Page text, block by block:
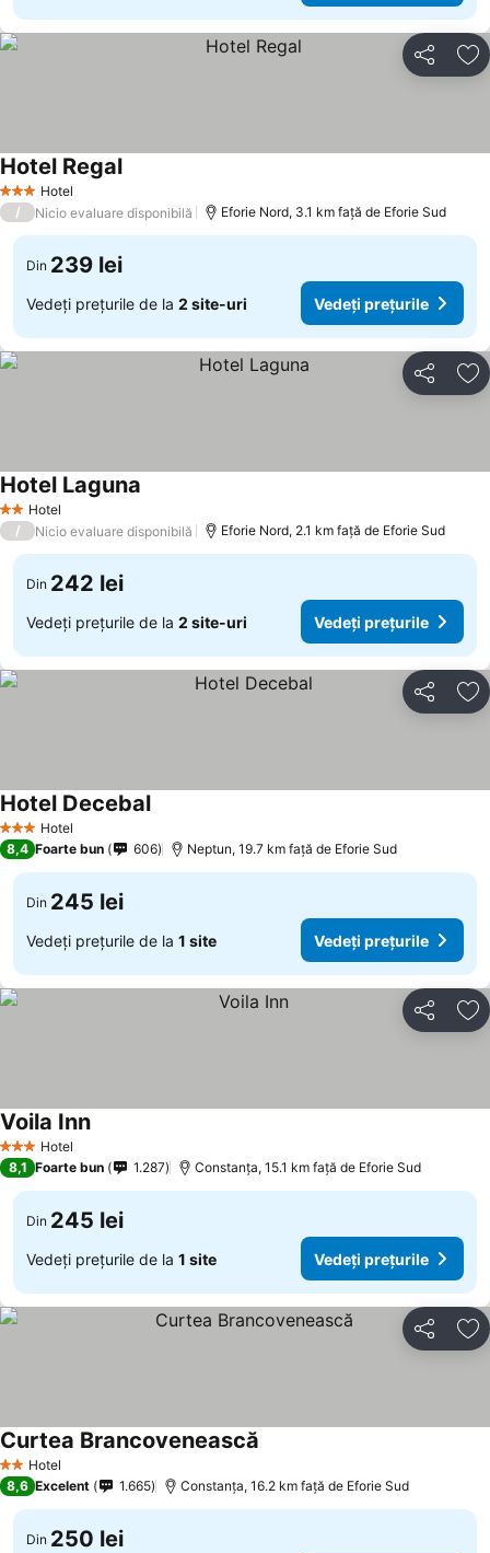
Distribuiți
3 SteleHotel
Hotel Regal
/ Nicio evaluare disponibilă Eforie Nord, 3.1 km faţă de Eforie Sud
Din 239 lei
Vedeți prețurile de la 2 site-uri Vedeți prețurile
Distribuiți
2 SteleHotel
Hotel Laguna
/ Nicio evaluare disponibilă Eforie Nord, 2.1 km faţă de Eforie Sud
Din 242 lei
Vedeți prețurile de la 2 site-uri Vedeți prețurile
Distribuiți
3 SteleHotel
Hotel Decebal
8,4 Foarte bun 606 Neptun, 19.7 km faţă de Eforie Sud
Din 245 lei
Vedeți prețurile de la 1 site Vedeți prețurile
Distribuiți
3 SteleHotel
Voila Inn
8,1 Foarte bun 1.287 Constanța, 15.1 km faţă de Eforie Sud
Din 245 lei
Vedeți prețurile de la 1 site Vedeți prețurile
Distribuiți
2 SteleHotel
Curtea Brancovenească
8,6 Excelent 1.665 Constanța, 16.2 km faţă de Eforie Sud
Din 250 lei